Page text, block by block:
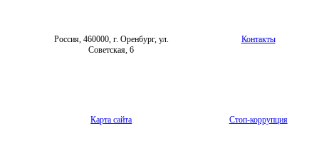
Россия, 460000, г. Оренбург, ул.
Советская, 6
Контакты
Карта сайта Стоп-коррупция